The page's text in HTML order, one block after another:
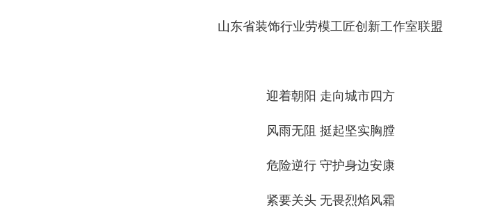
山东省装饰行业劳模工匠创新工作室联盟
迎着朝阳 走向城市四方
风雨无阻 挺起坚实胸膛
危险逆行 守护身边安康
紧要关头 无畏烈焰风霜